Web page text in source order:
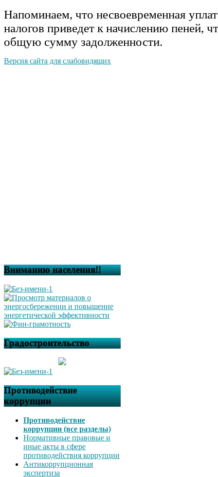
Напоминаем, что несвоевременная
налогов приведет к начислению пеней,
общую сумму задолженности.
Версия сайта для слабовидящих
Вниманию населения!!
Градостроительство
Противодействие
коррупции
Противодействие
коррупции (все разделы)
Нормативные правовые и
иные акты в сфере
противодействия коррупции
Антикоррупционная
экспертиза